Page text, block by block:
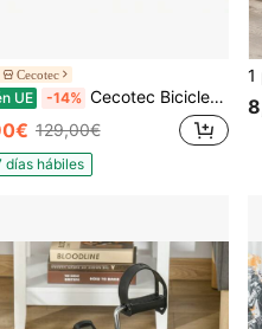
Cecotec
UE -14% Cecotec Bicicleta Estática Plegable con Volante de Inercia de 2,5 Kg X-Bike. Sistema Silence Fit, Ergonómica, Manillar y Sillín Regulable, Pulsómetro, Pantalla LCD, Ruedas, Peso máximo 100 Kg
129,00€
días hábiles